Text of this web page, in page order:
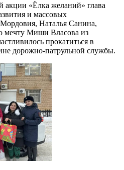
акции «Ёлка желаний» глава
и массовых
Наталья Санина,
мечту Миши Власова из
прокатиться в
дорожно-патрульной службы.